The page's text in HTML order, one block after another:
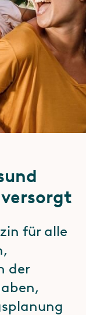
für alle
der